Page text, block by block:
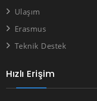
Hızlı Erişim
Ulaşım
Erasmus
Teknik Destek